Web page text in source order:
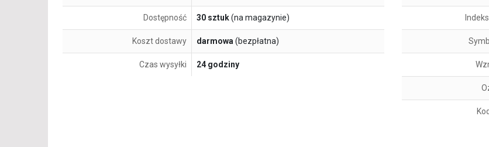
Dostępność 30 sztuk(na magazynie)
Koszt dostawy darmowa(bezpłatna)
Czas wysyłki 24 godziny